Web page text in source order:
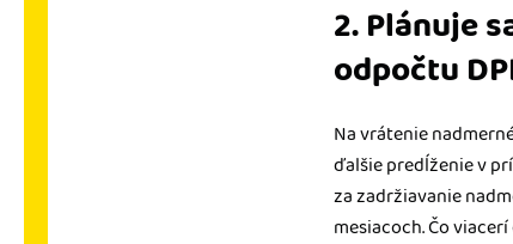
2. Plánuje
odpočtu
Na vrátenie
ďalšie predĺženie v
za zadržiavanie
mesiacoch. Čo